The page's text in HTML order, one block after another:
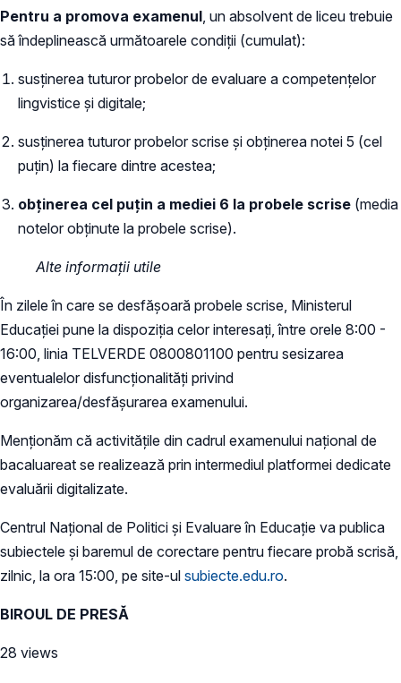
Pentru a promova examenul , un absolvent de liceu trebuie
să îndeplinească următoarele condiții (cumulat):
susținerea tuturor probelor de evaluare a competențelor
lingvistice și digitale;
susținerea tuturor probelor scrise și obținerea notei 5 (cel
puțin) la fiecare dintre acestea;
obținerea cel puțin a mediei 6 la probele scrise (media
notelor obținute la probele scrise).
Alte informații utile
În zilele în care se desfășoară probele scrise, Ministerul
Educației pune la dispoziția celor interesați, între orele 8:00 -
16:00, linia TELVERDE 0800801100 pentru sesizarea
eventualelor disfuncționalități privind
organizarea/desfășurarea examenului.
Menționăm că activitățile din cadrul examenului național de
bacaluareat se realizează prin intermediul platformei dedicate
evaluării digitalizate.
Centrul Național de Politici și Evaluare în Educație va publica
subiectele și baremul de corectare pentru fiecare probă scrisă,
zilnic, la ora 15:00, pe site-ul subiecte.edu.ro.
BIROUL DE PRESĂ
28 views